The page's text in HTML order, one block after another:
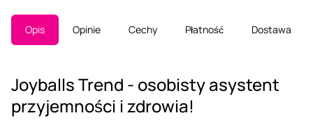
Opis Opinie Cechy Płatność Dostawa
Joyballs Trend - osobisty asystent
przyjemności i zdrowia!